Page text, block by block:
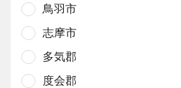
鳥羽市
志摩市
多気郡
度会郡